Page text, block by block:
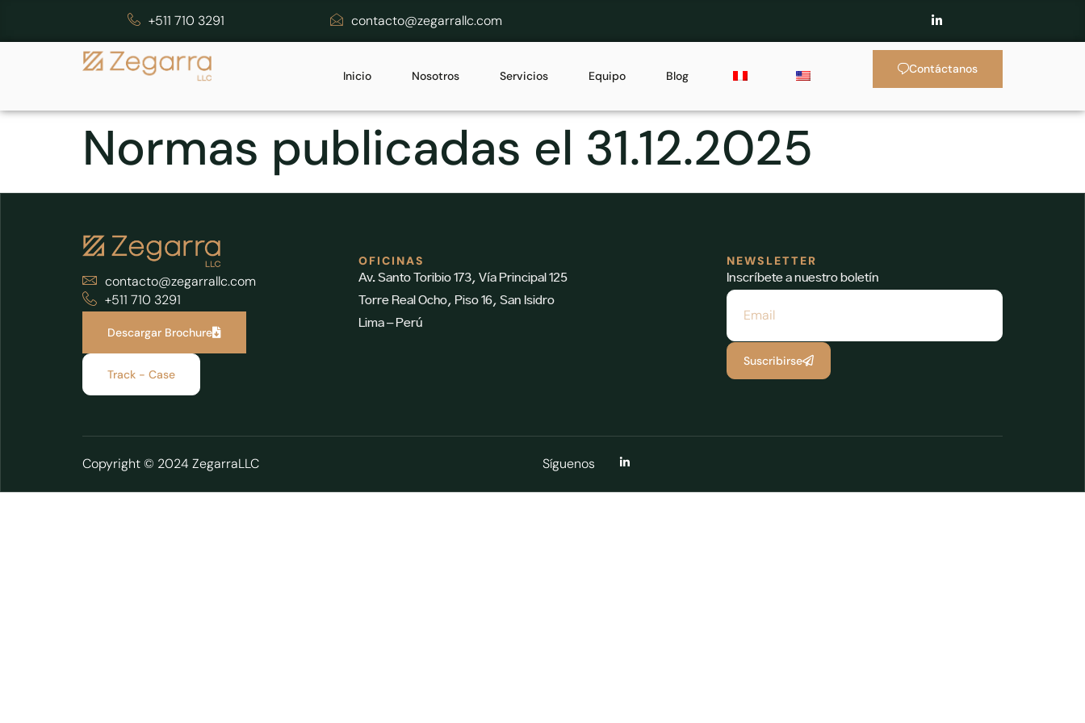
+511 710 3291 contacto@zegarrallc.com
Inicio Nosotros Servicios Equipo Blog
Contáctanos
Normas publicadas el 31.12.2025
contacto@zegarrallc.com
+511 710 3291
Descargar Brochure
Track - Case
OFICINAS
Av. Santo Toribio 173, Vía Principal 125
Torre Real Ocho, Piso 16, San Isidro
Lima – Perú
NEWSLETTER
Inscríbete a nuestro boletín
Suscribirse
Copyright © 2024 ZegarraLLC Síguenos